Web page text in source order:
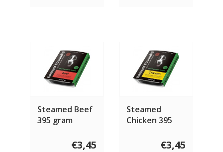
Steamed Beef
395 gram
€3,45
Steamed
Chicken 395
€3,45